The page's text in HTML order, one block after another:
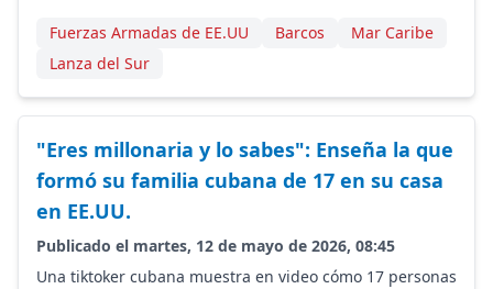
Fuerzas Armadas de EE.UU Barcos
Mar Caribe
Lanza del Sur
"Eres millonaria y lo sabes": Enseña la que
formó su familia cubana de 17 en su casa
en EE.UU.
Publicado el martes, 12 de mayo de 2026, 08:45
Una tiktoker cubana muestra en video cómo 17 personas